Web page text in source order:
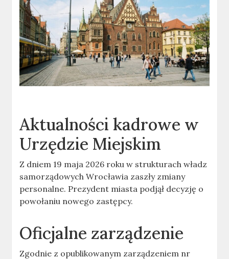
Aktualności kadrowe w
Urzędzie Miejskim
Z dniem 19 maja 2026 roku w strukturach władz
samorządowych Wrocławia zaszły zmiany
personalne. Prezydent miasta podjął decyzję o
powołaniu nowego zastępcy.
Oficjalne zarządzenie
Zgodnie z opublikowanym zarządzeniem nr